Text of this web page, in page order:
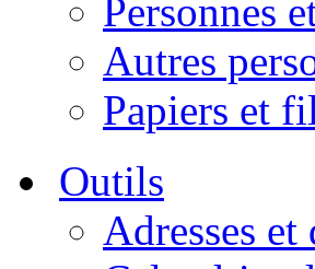
Personnes
Autres
Papiers et
Outils
Adresses